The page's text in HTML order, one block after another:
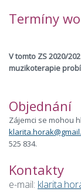
Termíny
V tomto ZS 2020/
muzikoterapie
Objednání
Zájemci se mohou
525 834.
Kontakty
e-mail: